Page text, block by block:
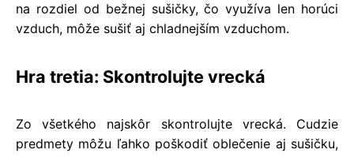
na rozdiel od bežnej sušičky, čo využíva len horúci
vzduch, môže sušiť aj chladnejším vzduchom.
Hra tretia: Skontrolujte vrecká
Zo všetkého najskôr skontrolujte vrecká. Cudzie
predmety môžu ľahko poškodiť oblečenie aj sušičku,